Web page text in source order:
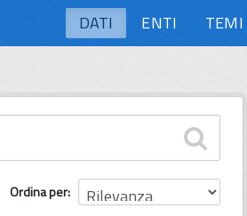
DATI ENTI TEMI
Ordina per